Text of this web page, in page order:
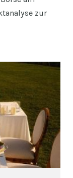
zur